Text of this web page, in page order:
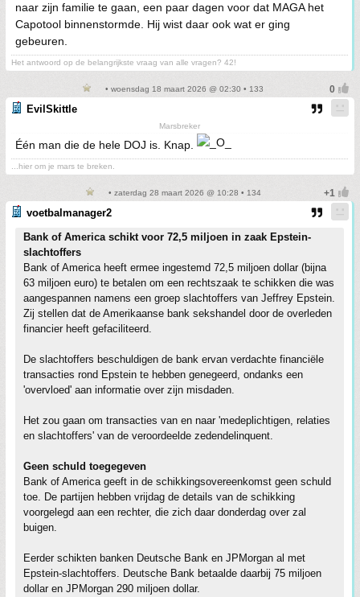
naar zijn familie te gaan, een paar dagen voor dat MAGA het
Capotool binnenstormde. Hij wist daar ook wat er ging
gebeuren.
Het antwoord op de belangrijkste vraag van alle vragen? 42!
• woensdag 18 maart 2026 @ 02:30 • 133
EvilSkittle
Marsbreker
Één man die de hele DOJ is. Knap.
...hier om je mars te breken.
• zaterdag 28 maart 2026 @ 10:28 • 134
voetbalmanager2
Bank of America schikt voor 72,5 miljoen in zaak Epstein-
slachtoffers
Bank of America heeft ermee ingestemd 72,5 miljoen dollar (bijna
63 miljoen euro) te betalen om een rechtszaak te schikken die was
aangespannen namens een groep slachtoffers van Jeffrey Epstein.
Zij stellen dat de Amerikaanse bank sekshandel door de overleden
financier heeft gefaciliteerd.
De slachtoffers beschuldigen de bank ervan verdachte financiële
transacties rond Epstein te hebben genegeerd, ondanks een
'overvloed' aan informatie over zijn misdaden.
Het zou gaan om transacties van en naar 'medeplichtigen, relaties
en slachtoffers' van de veroordeelde zedendelinquent.
Geen schuld toegegeven
Bank of America geeft in de schikkingsovereenkomst geen schuld
toe. De partijen hebben vrijdag de details van de schikking
voorgelegd aan een rechter, die zich daar donderdag over zal
buigen.
Eerder schikten banken Deutsche Bank en JPMorgan al met
Epstein-slachtoffers. Deutsche Bank betaalde daarbij 75 miljoen
dollar en JPMorgan 290 miljoen dollar.